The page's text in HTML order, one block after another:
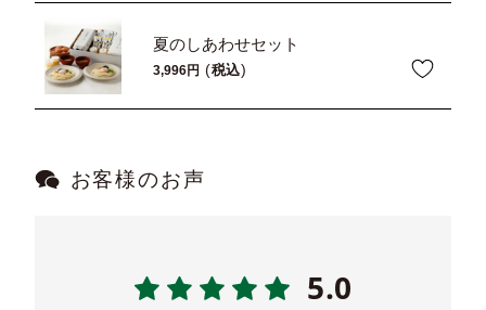
夏のしあわせセット
3,996 税込
お客様のお声
5.0